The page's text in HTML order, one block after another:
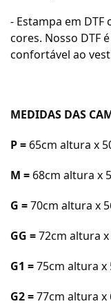
- Estampa em
cores. Nosso DTF
confortável ao
MEDIDAS DAS
P = 65cm altura x
M = 68cm altura x
G =70cm altura x
GG =72cm altura
G1 =75cm altura
G2 =77cm altura